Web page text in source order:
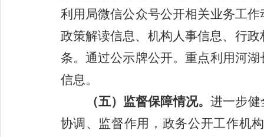
利用局微信公众号公开相关业务工
政策解读信息、机构人事信息、行
条。通过公示牌公开。重点利用河
信息。
（五）监督保障情况。进一步健
协调、监督作用，政务公开工作机